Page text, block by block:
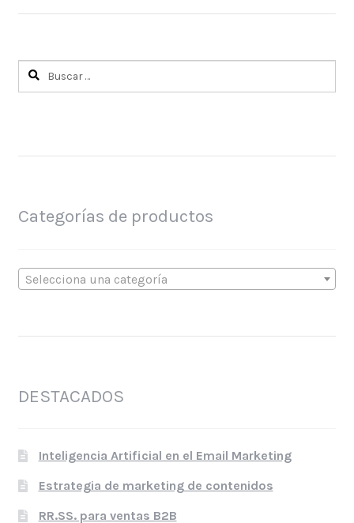
Buscar:
Categorías de productos
Selecciona una categoría
DESTACADOS
Inteligencia Artificial en el Email Marketing
Estrategia de marketing de contenidos
RR.SS. para ventas B2B